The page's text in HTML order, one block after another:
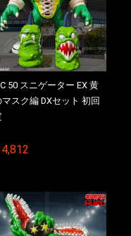
50 スニゲーター EX 黄
スク編 DXセット 初回